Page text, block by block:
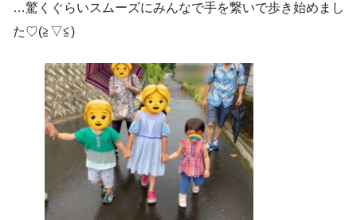
…驚くぐらいスムーズにみんなで手を繋いで歩き始めまし
た♡(≧▽≦)